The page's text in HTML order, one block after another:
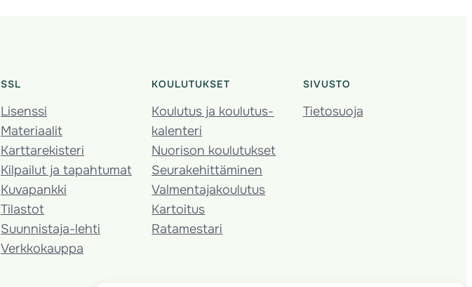
SSL
Lisenssi
Materiaalit
Karttarekisteri
Kilpailut ja tapahtumat
Kuvapankki
Tilastot
Suunnistaja-lehti
Verkkokauppa
KOULUTUKSET
Koulutus ja koulutus­
kalenteri
Nuorison koulutukset
Seura­kehittäminen
Valmentaja­koulutus
Kartoitus
Ratamestari
SIVUSTO
Tietosuoja